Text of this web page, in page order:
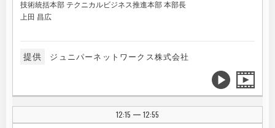
技術統括本部 テクニカルビジネス推進本部 本部長
上田 昌広
提供 ジュニパーネットワークス株式会社
12:15 | 12:55